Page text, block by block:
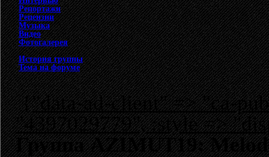
Репортажи
Рецензии
Музыка
Видео
Фотогалерея
История группы
Тема на форуме
{"data-ad-client" => "ca-
"4397029779", :style =>
Группа AZIMUT19: